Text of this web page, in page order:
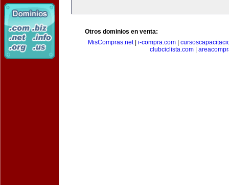
Otros dominios en venta:
MisCompras.net| i-compra.com|
clubciclista.com|